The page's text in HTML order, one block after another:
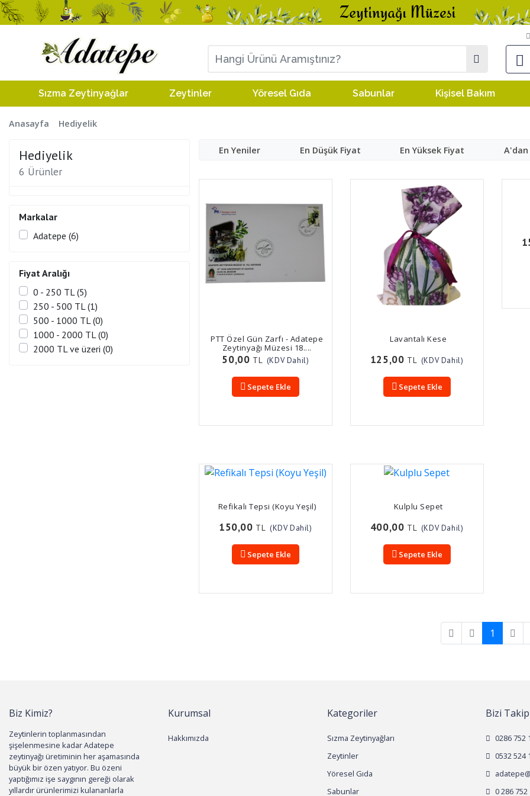
Sızma Zeytinyağlar Zeytinler Yöresel Gıda Sabunlar Kişisel Bakım
Anasayfa Hediyelik
Hediyelik
6 Ürünler
Markalar
Adatepe (6)
Fiyat Aralığı
0 - 250 TL (5)
250 - 500 TL (1)
500 - 1000 TL (0)
1000 - 2000 TL (0)
2000 TL ve üzeri (0)
En Yeniler En Düşük Fiyat En Yüksek Fiyat A'dan
PTT Özel Gün Zarfı - Adatepe
Zeytinyağı Müzesi 18....
50,00 TL (KDV Dahil)
Sepete Ekle
Lavantalı Kese
125,00 TL (KDV Dahil)
Sepete Ekle
Refikalı Tepsi (Koyu Yeşil)
150,00 TL (KDV Dahil)
Sepete Ekle
Kulplu Sepet
400,00 TL (KDV Dahil)
Sepete Ekle
1
Biz Kimiz?
Zeytinlerin toplanmasından
şişelenmesine kadar Adatepe
zeytinyağı üretiminin her aşamasında
büyük bir özen yatıyor. Bu özeni
yaptığımız işe saygının gereği olarak
yıllardır ürünlerimizi kulananlarla
Kurumsal
Hakkımızda
Kategoriler
Sızma Zeytinyağları
Zeytinler
Yöresel Gıda
Sabunlar
Bizi
0286 752
0532 524
0 286 752